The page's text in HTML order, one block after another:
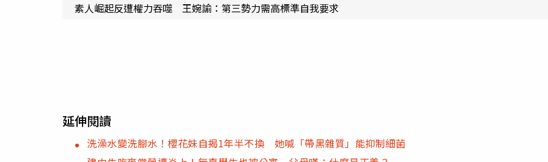
素人崛起反遭權力吞噬 王婉諭：第三勢力需高標準自我要求
延伸閱讀
洗澡水變洗腳水！櫻花妹自揭1年半不換 她喊「帶黑雜質」能抑制細菌